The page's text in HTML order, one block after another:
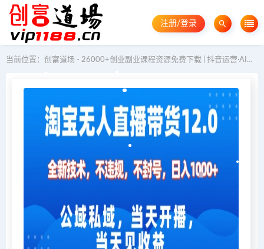
注册/登录
当前位置： 创富道场 - 26000+创业副业课程资源免费下载 | 抖音运营·AI教程·GEO优化